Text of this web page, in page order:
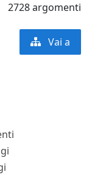
2728 argomenti
Vai a